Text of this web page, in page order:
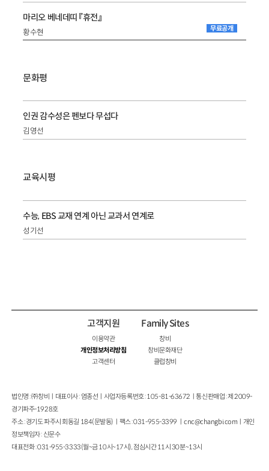
마리오 베네데띠 『휴전』
황수현 무료공개
문화평
인권 감수성은 펜보다 무섭다
김영선
교육시평
수능, EBS 교재 연계 아닌 교과서 연계로
성기선
고객지원
이용약관
개인정보처리방침
고객센터
Family Sites
창비
창비문화재단
클럽창비
법인명 : ㈜창비ㅣ대표이사 : 염종선ㅣ사업자등록번호 : 105-81-63672ㅣ통신판매업 : 제 2009-
경기파주-1928호
주소 : 경기도 파주시 회동길 184(문발동)ㅣ팩스 : 031-955-3399 ㅣcnc@changbi.com ㅣ개인
정보책임자 : 신문수
대표전화 : 031-955-3333(월~금 10시~17시), 점심시간 11시 30분~13시